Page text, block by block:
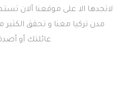
لاتجدها الا على موقعنا ألان
مدن تركيا معنا و تحقق الكثير
عائلتك أو